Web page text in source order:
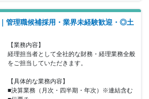
仕入れた土地があることが より重要だと考え
物件」を自社開発している同社では、 97％
維持しており、 「住みたい」と思っていただ
るからこそ、 それを実現できています。 制
イヤーとしての実力を発揮したい という方か
年収例：700万円（＋目
900万円（＋目標達成報酬） 年収例：1200
ンダード
社である株式会社rh investmentでの採用とな
である株式会社Robot Homeグループとの 給
管理職候補採用・業界未経験歓迎・◎土
【業務内容】
経理担当者として全社的な財務・経理業務全般
をご担当していただきます。
【具体的な業務内容】
■決算業務（月次・四半期・年次）※連結含む